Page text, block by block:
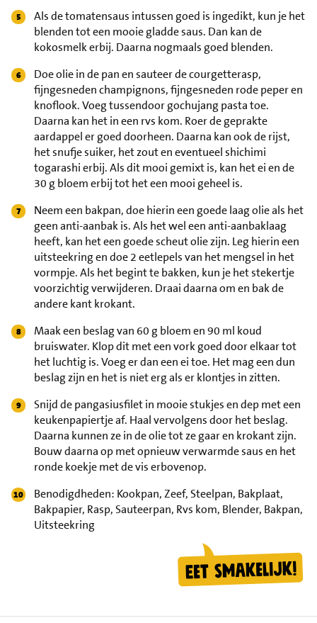
Als de tomatensaus intussen goed is ingedikt, kun je het
blenden tot een mooie gladde saus. Dan kan de
kokosmelk erbij. Daarna nogmaals goed blenden.
Doe olie in de pan en sauteer de courgetterasp,
fijngesneden champignons, fijngesneden rode peper en
knoflook. Voeg tussendoor gochujang pasta toe.
Daarna kan het in een rvs kom. Roer de geprakte
aardappel er goed doorheen. Daarna kan ook de rijst,
het snufje suiker, het zout en eventueel shichimi
togarashi erbij. Als dit mooi gemixt is, kan het ei en de
30 g bloem erbij tot het een mooi geheel is.
Neem een bakpan, doe hierin een goede laag olie als het
geen anti-aanbak is. Als het wel een anti-aanbaklaag
heeft, kan het een goede scheut olie zijn. Leg hierin een
uitsteekring en doe 2 eetlepels van het mengsel in het
vormpje. Als het begint te bakken, kun je het stekertje
voorzichtig verwijderen. Draai daarna om en bak de
andere kant krokant.
Maak een beslag van 60 g bloem en 90 ml koud
bruiswater. Klop dit met een vork goed door elkaar tot
het luchtig is. Voeg er dan een ei toe. Het mag een dun
beslag zijn en het is niet erg als er klontjes in zitten.
Snijd de pangasiusfilet in mooie stukjes en dep met een
keukenpapiertje af. Haal vervolgens door het beslag.
Daarna kunnen ze in de olie tot ze gaar en krokant zijn.
Bouw daarna op met opnieuw verwarmde saus en het
ronde koekje met de vis erbovenop.
Benodigdheden: Kookpan, Zeef, Steelpan, Bakplaat,
Bakpapier, Rasp, Sauteerpan, Rvs kom, Blender, Bakpan,
Uitsteekring